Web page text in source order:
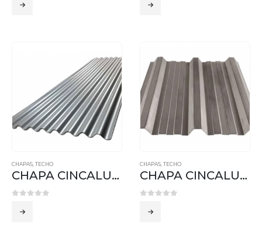
CHAPAS, TECHO
CHAPA CINCALUM SINUSOIDAL
CHAPAS, TECHO
CHAPA CINCALUM T101